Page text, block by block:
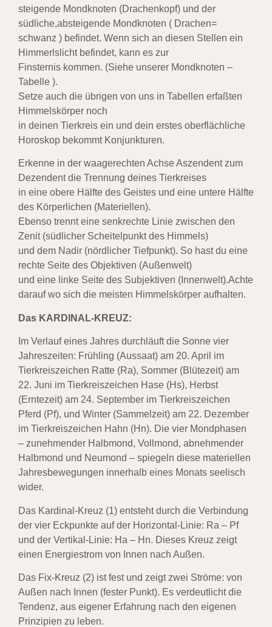
steigende Mondknoten (Drachenkopf) und der
südliche,absteigende Mondknoten ( Drachen=
schwanz ) befindet. Wenn sich an diesen Stellen ein
Himmerlslicht befindet, kann es zur
Finsternis kommen. (Siehe unserer Mondknoten –
Tabelle ).
Setze auch die übrigen von uns in Tabellen erfaßten
Himmelskörper noch
in deinen Tierkreis ein und dein erstes oberflächliche
Horoskop bekommt Konjunkturen.
Erkenne in der waagerechten Achse Aszendent zum
Dezendent die Trennung deines Tierkreises
in eine obere Hälfte des Geistes und eine untere Hälfte
des Körperlichen (Materiellen).
Ebenso trennt eine senkrechte Linie zwischen den
Zenit (südlicher Scheitelpunkt des Himmels)
und dem Nadir (nördlicher Tiefpunkt). So hast du eine
rechte Seite des Objektiven (Außenwelt)
und eine linke Seite des Subjektiven (Innenwelt).Achte
darauf wo sich die meisten Himmelskörper aufhalten.
Das KARDINAL-KREUZ:
Im Verlauf eines Jahres durchläuft die Sonne vier
Jahreszeiten: Frühling (Aussaat) am 20. April im
Tierkreiszeichen Ratte (Ra), Sommer (Blütezeit) am
22. Juni im Tierkreiszeichen Hase (Hs), Herbst
(Erntezeit) am 24. September im Tierkreiszeichen
Pferd (Pf), und Winter (Sammelzeit) am 22. Dezember
im Tierkreiszeichen Hahn (Hn). Die vier Mondphasen
– zunehmender Halbmond, Vollmond, abnehmender
Halbmond und Neumond – spiegeln diese materiellen
Jahresbewegungen innerhalb eines Monats seelisch
wider.
Das Kardinal-Kreuz (1) entsteht durch die Verbindung
der vier Eckpunkte auf der Horizontal-Linie: Ra – Pf
und der Vertikal-Linie: Ha – Hn. Dieses Kreuz zeigt
einen Energiestrom von Innen nach Außen.
Das Fix-Kreuz (2) ist fest und zeigt zwei Ströme: von
Außen nach Innen (fester Punkt). Es verdeutlicht die
Tendenz, aus eigener Erfahrung nach den eigenen
Prinzipien zu leben.